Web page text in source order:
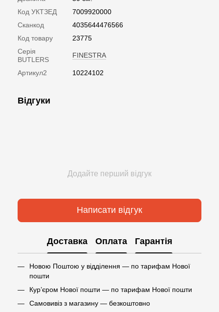
Код УКТЗЕД
7009920000
Сканкод
4035644476566
Код товару
23775
Серія
BUTLERS
FINESTRA
Артикул2 10224102
Відгуки
Додайте перший відгук
Написати відгук
Доставка Оплата Гарантія
Новою Поштою у відділення — по тарифам Нової
пошти
Кур’єром Нової пошти — по тарифам Нової пошти
Самовивіз з магазину — безкоштовно